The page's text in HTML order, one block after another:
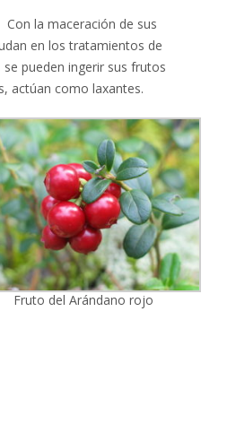
la maceración de sus
en los tratamientos de
pueden ingerir sus frutos
actúan como laxantes.
Fruto del Arándano rojo